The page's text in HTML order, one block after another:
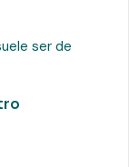
ser de